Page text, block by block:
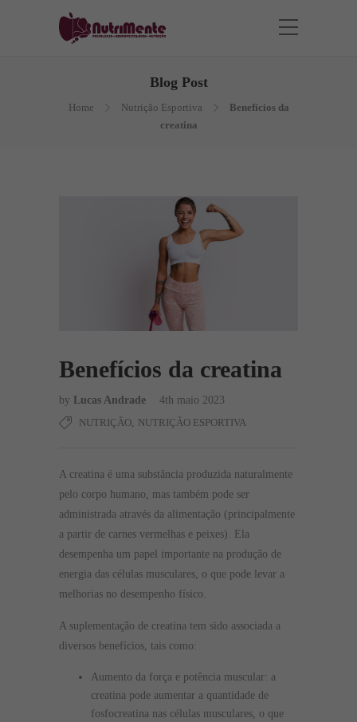
Blog Post
Home Nutrição Esportiva
Benefícios da
creatina
Benefícios da creatina
by Lucas Andrade
4th maio 2023
NUTRIÇÃO, NUTRIÇÃO ESPORTIVA
A creatina é uma substância produzida naturalmente
pelo corpo humano, mas também pode ser
administrada através da alimentação (principalmente
a partir de carnes vermelhas e peixes). Ela
desempenha um papel importante na produção de
energia das células musculares, o que pode levar a
melhorias no desempenho físico.
A suplementação de creatina tem sido associada a
diversos benefícios, tais como:
Aumento da força e potência muscular: a
creatina pode aumentar a quantidade de
fosfocreatina nas células musculares, o que